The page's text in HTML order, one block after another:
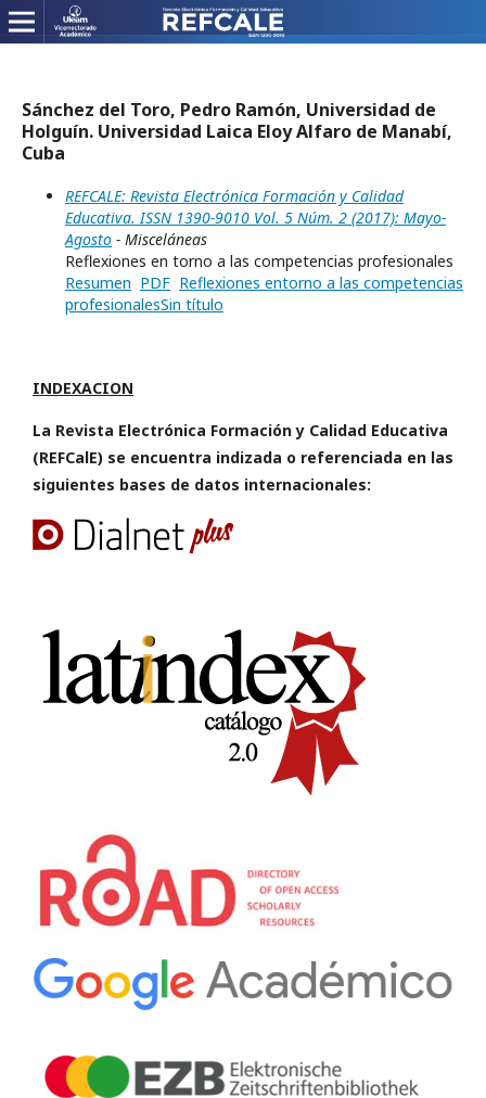
Sánchez del Toro, Pedro Ramón, Universidad de
Holguín. Universidad Laica Eloy Alfaro de Manabí,
Cuba
REFCALE: Revista Electrónica Formación y Calidad
Educativa. ISSN 1390-9010 Vol. 5 Núm. 2 (2017): Mayo-
Agosto - Misceláneas
Reflexiones en torno a las competencias profesionales
Resumen PDF Reflexiones entorno a las competencias
profesionalesSin título
INDEXACION
La Revista Electrónica Formación y Calidad Educativa
(REFCalE) se encuentra indizada o referenciada en las
siguientes bases de datos internacionales: